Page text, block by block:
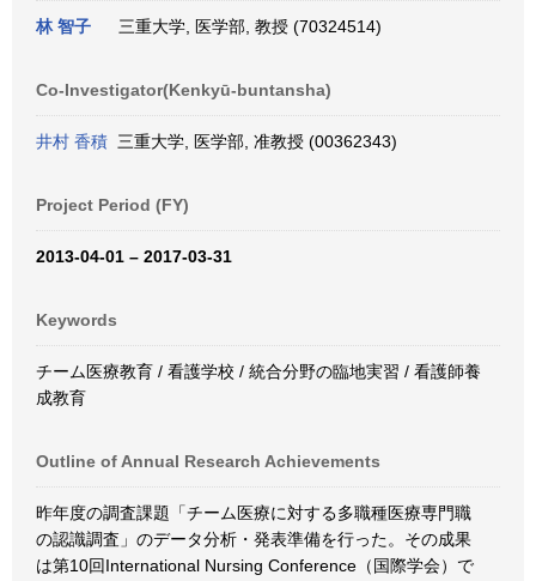
林 智子 三重大学, 医学部, 教授 (70324514)
Co-Investigator(Kenkyū-buntansha)
井村 香積 三重大学, 医学部, 准教授 (00362343)
Project Period (FY)
2013-04-01 – 2017-03-31
Keywords
チーム医療教育 / 看護学校 / 統合分野の臨地実習 / 看護師養
成教育
Outline of Annual Research Achievements
昨年度の調査課題「チーム医療に対する多職種医療専門職
の認識調査」のデータ分析・発表準備を行った。その成果
は第10回International Nursing Conference（国際学会）で